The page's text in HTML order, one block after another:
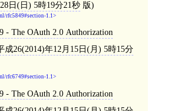
日(日) 5時19分21秒版)
rfc5849#section-1.1
- The OAuth 2.0 Authorization
成26(2014)年12月15日(月) 5時15分
rfc6749#section-1.1
- The OAuth 2.0 Authorization